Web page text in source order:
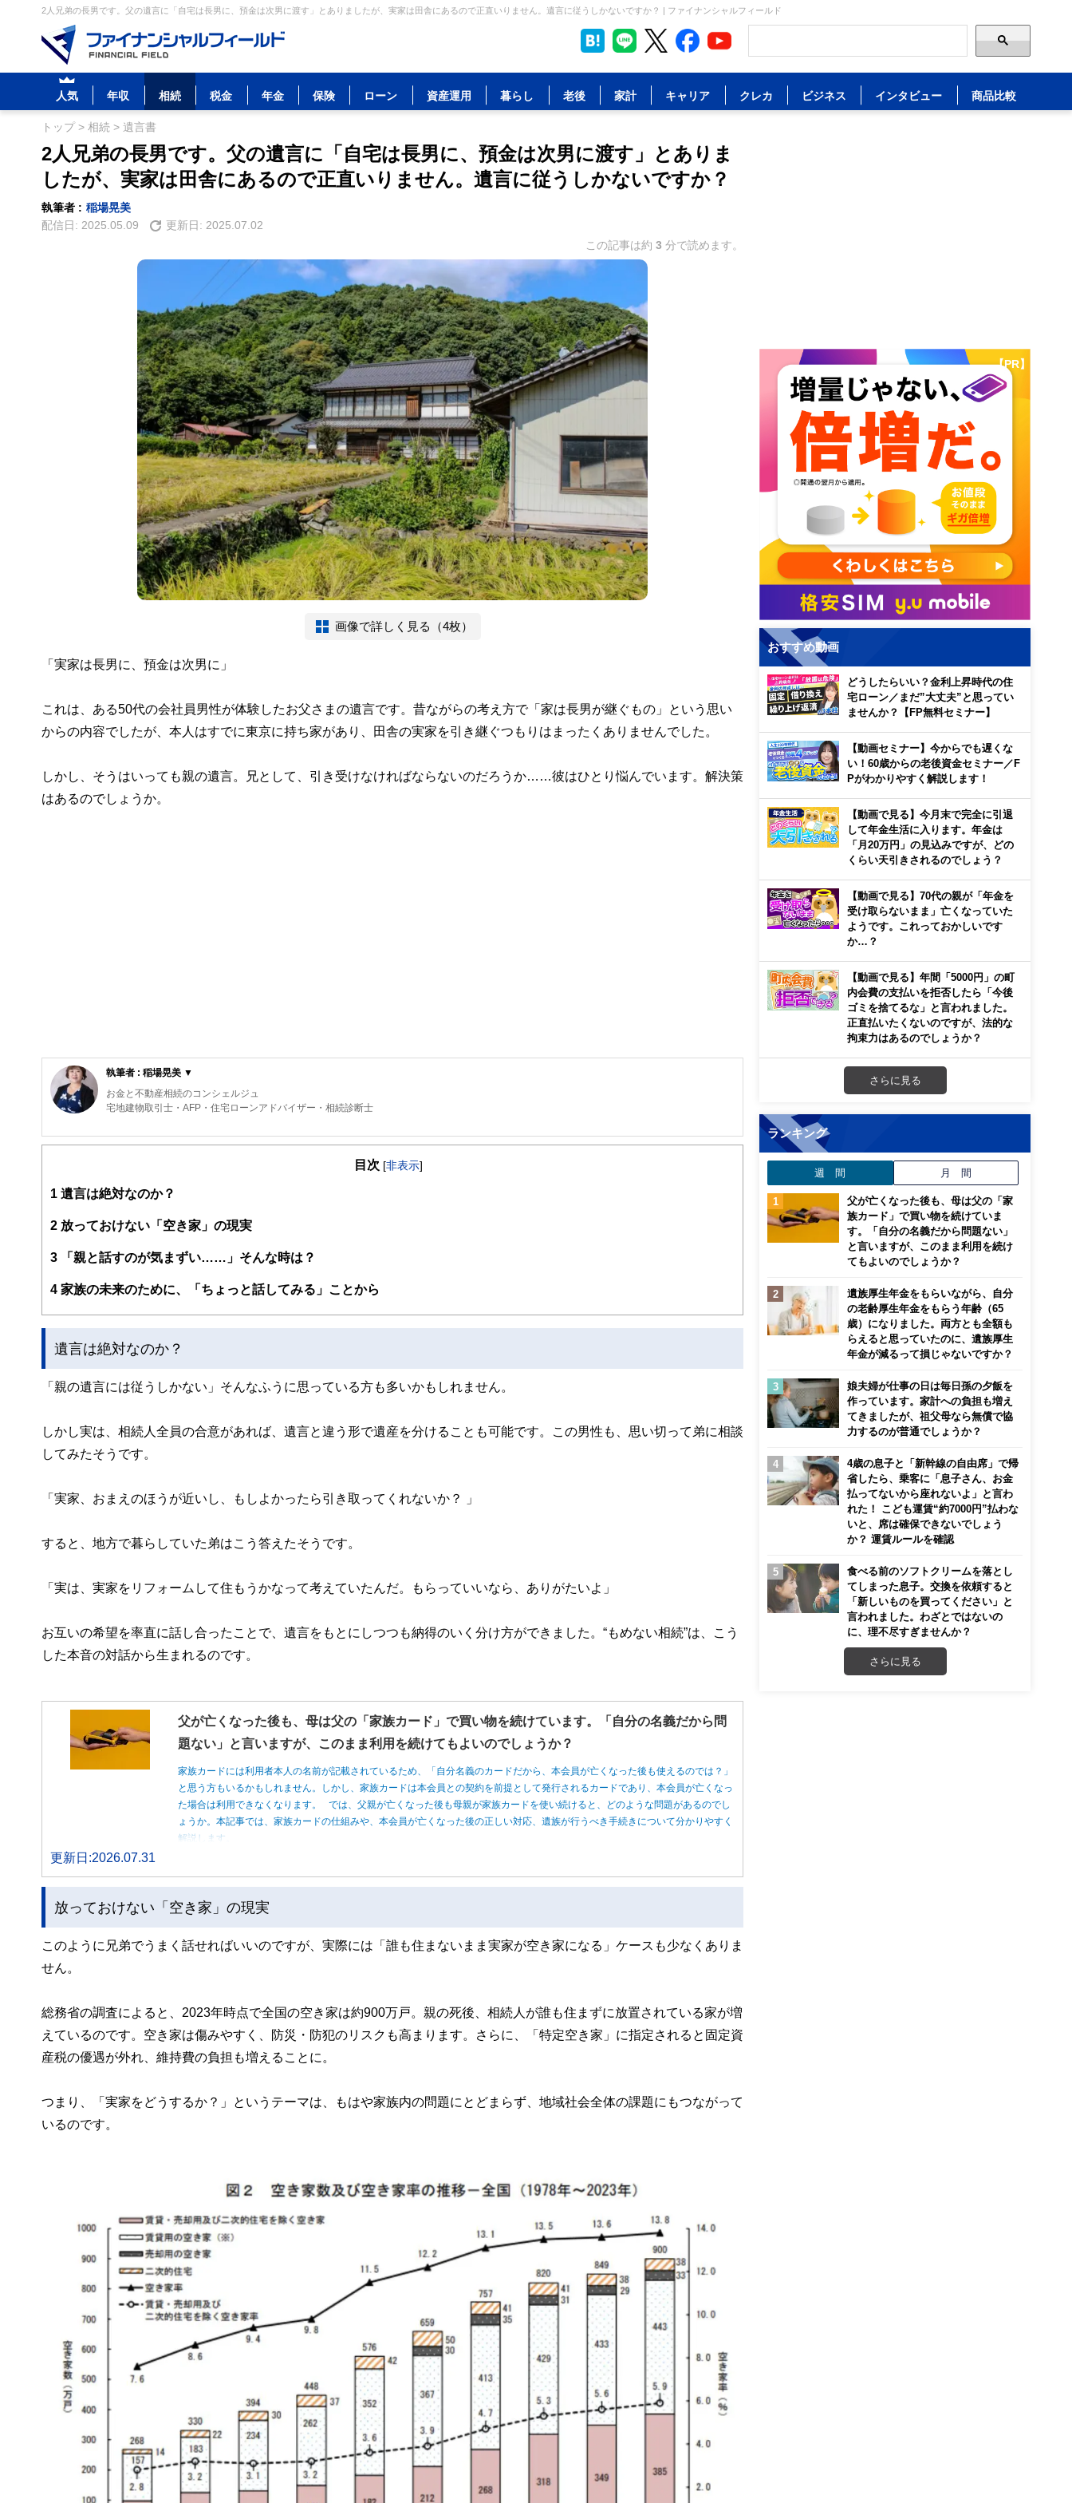
2人兄弟の長男です。父の遺言に「自宅は長男に、預金は次男に渡す」とありましたが、実家は田舎にあるので正直いりません。遺言に従うしかないですか？ | ファイナンシャルフィールド
人気 年収 相続 税金 年金 保険 ローン 資産運用 暮らし 老後 家計 キャリア クレカ ビジネス インタビュー 商品比較
トップ> 相続 > 遺言書
2人兄弟の長男です。父の遺言に「自宅は長男に、預金は次男に渡す」とありま
したが、実家は田舎にあるので正直いりません。遺言に従うしかないですか？
執筆者 : 稲場晃美
配信日: 2025.05.09 更新日: 2025.07.02
この記事は約 3 分で読めます。
画像で詳しく見る（4枚）
「実家は長男に、預金は次男に」
これは、ある50代の会社員男性が体験したお父さまの遺言です。昔ながらの考え方で「家は長男が継ぐもの」という思い
からの内容でしたが、本人はすでに東京に持ち家があり、田舎の実家を引き継ぐつもりはまったくありませんでした。
しかし、そうはいっても親の遺言。兄として、引き受けなければならないのだろうか……彼はひとり悩んでいます。解決策
はあるのでしょうか。
執筆者 : 稲場晃美 ▼
お金と不動産相続のコンシェルジュ
宅地建物取引士・AFP・住宅ローンアドバイザー・相続診断士
目次 [非表示]
1 遺言は絶対なのか？
2 放っておけない「空き家」の現実
3 「親と話すのが気まずい……」そんな時は？
4 家族の未来のために、「ちょっと話してみる」ことから
遺言は絶対なのか？
「親の遺言には従うしかない」そんなふうに思っている方も多いかもしれません。
しかし実は、相続人全員の合意があれば、遺言と違う形で遺産を分けることも可能です。この男性も、思い切って弟に相談
してみたそうです。
「実家、おまえのほうが近いし、もしよかったら引き取ってくれないか？ 」
すると、地方で暮らしていた弟はこう答えたそうです。
「実は、実家をリフォームして住もうかなって考えていたんだ。もらっていいなら、ありがたいよ」
お互いの希望を率直に話し合ったことで、遺言をもとにしつつも納得のいく分け方ができました。“もめない相続”は、こう
した本音の対話から生まれるのです。
父が亡くなった後も、母は父の「家族カード」で買い物を続けています。「自分の名義だから問
題ない」と言いますが、このまま利用を続けてもよいのでしょうか？
家族カードには利用者本人の名前が記載されているため、「自分名義のカードだから、本会員が亡くなった後も使えるのでは？」
と思う方もいるかもしれません。しかし、家族カードは本会員との契約を前提として発行されるカードであり、本会員が亡くなっ
た場合は利用できなくなります。 では、父親が亡くなった後も母親が家族カードを使い続けると、どのような問題があるのでし
ょうか。本記事では、家族カードの仕組みや、本会員が亡くなった後の正しい対応、遺族が行うべき手続きについて分かりやすく
解説します。
更新日:2026.07.31
放っておけない「空き家」の現実
このように兄弟でうまく話せればいいのですが、実際には「誰も住まないまま実家が空き家になる」ケースも少なくありま
せん。
総務省の調査によると、2023年時点で全国の空き家は約900万戸。親の死後、相続人が誰も住まずに放置されている家が増
えているのです。空き家は傷みやすく、防災・防犯のリスクも高まります。さらに、「特定空き家」に指定されると固定資
産税の優遇が外れ、維持費の負担も増えることに。
つまり、「実家をどうするか？」というテーマは、もはや家族内の問題にとどまらず、地域社会全体の課題にもつながって
いるのです。
【PR】
おすすめ動画
どうしたらいい？金利上昇時代の住
宅ローン／まだ”大丈夫”と思ってい
ませんか？【FP無料セミナー】
【動画セミナー】今からでも遅くな
い！60歳からの老後資金セミナー／F
Pがわかりやすく解説します！
【動画で見る】今月末で完全に引退
して年金生活に入ります。年金は
「月20万円」の見込みですが、どの
くらい天引きされるのでしょう？
【動画で見る】70代の親が「年金を
受け取らないまま」亡くなっていた
ようです。これっておかしいです
か…？
【動画で見る】年間「5000円」の町
内会費の支払いを拒否したら「今後
ゴミを捨てるな」と言われました。
正直払いたくないのですが、法的な
拘束力はあるのでしょうか？
さらに見る
ランキング
週 間 月 間
父が亡くなった後も、母は父の「家
族カード」で買い物を続けていま
す。「自分の名義だから問題ない」
と言いますが、このまま利用を続け
てもよいのでしょうか？
遺族厚生年金をもらいながら、自分
の老齢厚生年金をもらう年齢（65
歳）になりました。両方とも全額も
らえると思っていたのに、遺族厚生
年金が減るって損じゃないですか？
娘夫婦が仕事の日は毎日孫の夕飯を
作っています。家計への負担も増え
てきましたが、祖父母なら無償で協
力するのが普通でしょうか？
4歳の息子と「新幹線の自由席」で帰
省したら、乗客に「息子さん、お金
払ってないから座れないよ」と言わ
れた！ こども運賃“約7000円”払わな
いと、席は確保できないでしょう
か？ 運賃ルールを確認
食べる前のソフトクリームを落とし
てしまった息子。交換を依頼すると
「新しいものを買ってください」と
言われました。わざとではないの
に、理不尽すぎませんか？
さらに見る